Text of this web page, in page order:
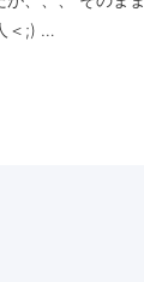
＜;) …